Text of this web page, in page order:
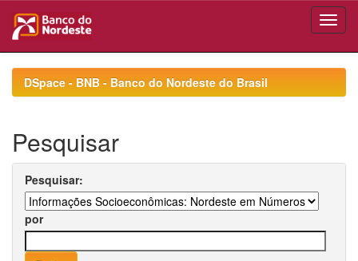
navigationDSpace - BNB - Banco do Nordeste do Brasil
Pesquisar
Pesquisar:
por